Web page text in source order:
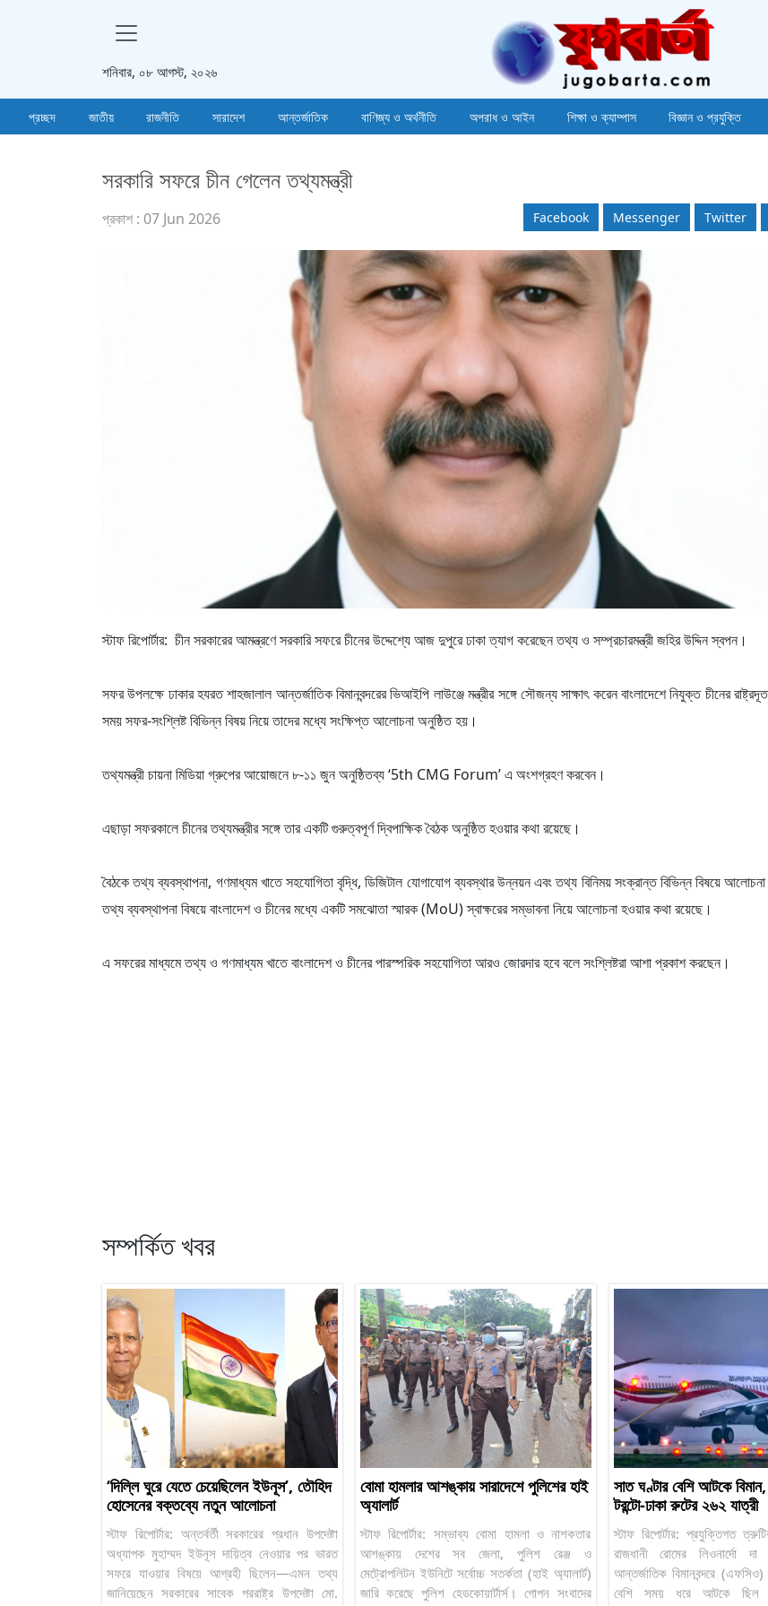
শনিবার, ০৮ আগস্ট, ২০২৬
প্রচ্ছদ জাতীয় রাজনীতি সারাদেশ আন্তর্জাতিক বাণিজ্য ও অর্থনীতি অপরাধ ও আইন শিক্ষা ও ক্যাম্পাস বিজ্ঞান ও প্রযুক্তি
সরকারি সফরে চীন গেলেন তথ্যমন্ত্রী
প্রকাশ : 07 Jun 2026 Facebook Messenger Twitter
স্টাফ রিপোর্টার: চীন সরকারের আমন্ত্রণে সরকারি সফরে চীনের উদ্দেশ্যে আজ দুপুরে ঢাকা ত্যাগ করেছেন তথ্য ও সম্প্রচারমন্ত্রী জহির উদ্দিন স্বপন।
সফর উপলক্ষে ঢাকার হযরত শাহজালাল আন্তর্জাতিক বিমানবন্দরের ভিআইপি লাউঞ্জে মন্ত্রীর সঙ্গে সৌজন্য সাক্ষাৎ করেন বাংলাদেশে নিযুক্ত চীনের
সময় সফর-সংশ্লিষ্ট বিভিন্ন বিষয় নিয়ে তাদের মধ্যে সংক্ষিপ্ত আলোচনা অনুষ্ঠিত হয়।
তথ্যমন্ত্রী চায়না মিডিয়া গ্রুপের আয়োজনে ৮-১১ জুন অনুষ্ঠিতব্য ‘5th CMG Forum’ এ অংশগ্রহণ করবেন।
এছাড়া সফরকালে চীনের তথ্যমন্ত্রীর সঙ্গে তার একটি গুরুত্বপূর্ণ দ্বিপাক্ষিক বৈঠক অনুষ্ঠিত হওয়ার কথা রয়েছে।
বৈঠকে তথ্য ব্যবস্থাপনা, গণমাধ্যম খাতে সহযোগিতা বৃদ্ধি, ডিজিটাল যোগাযোগ ব্যবস্থার উন্নয়ন এবং তথ্য বিনিময় সংক্রান্ত বিভিন্ন বিষয়ে
তথ্য ব্যবস্থাপনা বিষয়ে বাংলাদেশ ও চীনের মধ্যে একটি সমঝোতা স্মারক (MoU) স্বাক্ষরের সম্ভাবনা নিয়ে আলোচনা হওয়ার কথা রয়েছে।
এ সফরের মাধ্যমে তথ্য ও গণমাধ্যম খাতে বাংলাদেশ ও চীনের পারস্পরিক সহযোগিতা আরও জোরদার হবে বলে সংশ্লিষ্টরা আশা প্রকাশ করছেন।
সম্পর্কিত খবর
‘দিল্লি ঘুরে যেতে চেয়েছিলেন ইউনূস’, তৌহিদ
হোসেনের বক্তব্যে নতুন আলোচনা
স্টাফ রিপোর্টার: অন্তর্বর্তী সরকারের প্রধান উপদেষ্টা
অধ্যাপক মুহাম্মদ ইউনূস দায়িত্ব নেওয়ার পর ভারত
সফরে যাওয়ার বিষয়ে আগ্রহী ছিলেন—এমন তথ্য
জানিয়েছেন সরকারের সাবেক পররাষ্ট্র উপদেষ্টা মো.
বোমা হামলার আশঙ্কায় সারাদেশে পুলিশের হাই
অ্যালার্ট
স্টাফ রিপোর্টার: সম্ভাব্য বোমা হামলা ও নাশকতার
আশঙ্কায় দেশের সব জেলা, পুলিশ রেঞ্জ ও
মেট্রোপলিটন ইউনিটে সর্বোচ্চ সতর্কতা (হাই অ্যালার্ট)
জারি করেছে পুলিশ হেডকোয়ার্টার্স। গোপন সংবাদের
সাত ঘণ্টার বেশি আটকে
টরন্টো-ঢাকা রুটের ২৬২ যাত্রী
স্টাফ রিপোর্টার: প্রযুক্তিগত
রাজধানী রোমের লিওনার্দো দা
আন্তর্জাতিক বিমানবন্দরে
বেশি সময় ধরে আটকে ছিল